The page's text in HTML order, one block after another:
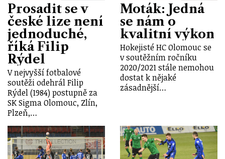
Prosadit se v
české lize není
jednoduché,
říká Filip
Rýdel
V nejvyšší fotbalové
soutěži odehrál Filip
Rýdel (1984) postupně za
SK Sigma Olomouc, Zlín,
Plzeň,…
Moták: Jedná
se nám o
kvalitní výkon
Hokejisté HC Olomouc se
v soutěžním ročníku
2020/2021 stále nemohou
dostat k nějaké
zásadnější…